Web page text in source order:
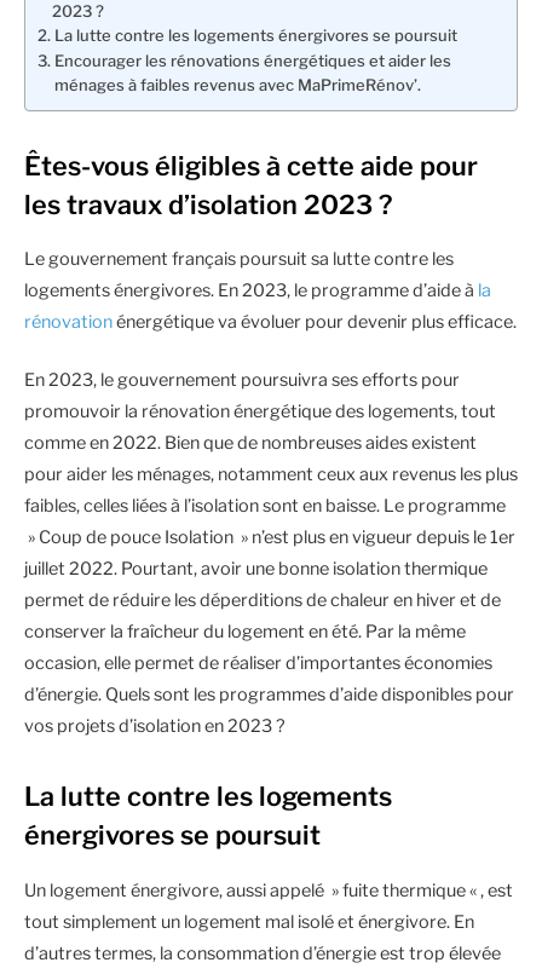
2023 ?
La lutte contre les logements énergivores se poursuit
Encourager les rénovations énergétiques et aider les
ménages à faibles revenus avec MaPrimeRénov’.
Êtes-vous éligibles à cette aide pour
les travaux d’isolation 2023 ?
Le gouvernement français poursuit sa lutte contre les
logements énergivores. En 2023, le programme d’aide à la
rénovationénergétique va évoluer pour devenir plus efficace.
En 2023, le gouvernement poursuivra ses efforts pour
promouvoir la rénovation énergétique des logements, tout
comme en 2022. Bien que de nombreuses aides existent
pour aider les ménages, notamment ceux aux revenus les plus
faibles, celles liées à l’isolation sont en baisse. Le programme
» Coup de pouce Isolation » n’est plus en vigueur depuis le 1er
juillet 2022. Pourtant, avoir une bonne isolation thermique
permet de réduire les déperditions de chaleur en hiver et de
conserver la fraîcheur du logement en été. Par la même
occasion, elle permet de réaliser d’importantes économies
d’énergie. Quels sont les programmes d’aide disponibles pour
vos projets d’isolation en 2023 ?
La lutte contre les logements
énergivores se poursuit
Un logement énergivore, aussi appelé » fuite thermique « , est
tout simplement un logement mal isolé et énergivore. En
d’autres termes, la consommation d’énergie est trop élevée